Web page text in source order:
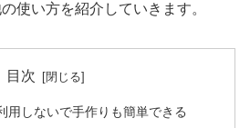
使い方を紹介していきます。
目次
用しないで手作りも簡単できる